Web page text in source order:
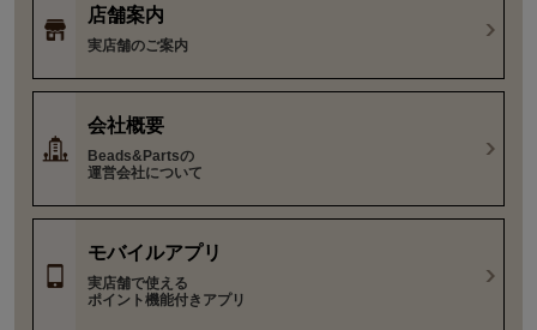
店舗案内
実店舗のご案内
会社概要
Beads&Partsの
運営会社について
モバイルアプリ
実店舗で使える
ポイント機能付きアプリ